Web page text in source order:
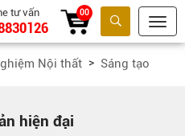
Tìm kiếm
tư vấn 00
Nội thất Sáng tạo
hiện đại